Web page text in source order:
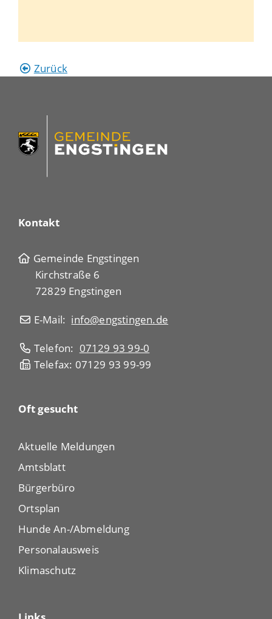
Zurück
Kontakt
Gemeinde Engstingen
Kirchstraße 6
72829 Engstingen
E-Mail: info@engstingen.de
Telefon: 07129 93 99-0
Telefax: 07129 93 99-99
Oft gesucht
Aktuelle Meldungen
Amtsblatt
Bürgerbüro
Ortsplan
Hunde An-/Abmeldung
Personalausweis
Klimaschutz